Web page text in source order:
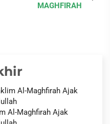
MAGHFIRAH
Al-Maghfirah Ajak